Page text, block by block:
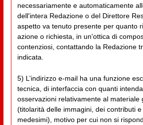
necessariamente e automaticamente
dell'intera Redazione o del Direttore
aspetto va tenuto presente per quanto
azione o richiesta, in un'ottica di
contenziosi, contattando la Redazione
indicata.
5) L’indirizzo e-mail ha una funzione
tecnica, di interfaccia con quanti
osservazioni relativamente al materiale
(titolarità delle immagini, dei contributi
medesimi), motivo per cui non si